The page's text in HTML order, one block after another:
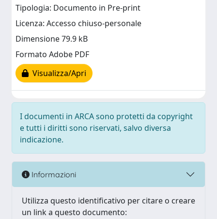
Tipologia: Documento in Pre-print
Licenza: Accesso chiuso-personale
Dimensione 79.9 kB
Formato Adobe PDF
Visualizza/Apri
I documenti in ARCA sono protetti da copyright
e tutti i diritti sono riservati, salvo diversa
indicazione.
Informazioni
Utilizza questo identificativo per citare o creare
un link a questo documento: